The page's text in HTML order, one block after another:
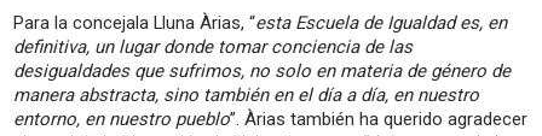
Para la concejala Lluna Àrias, “esta Escuela de Igualdad es, en
definitiva, un lugar donde tomar conciencia de las
desigualdades que sufrimos, no solo en materia de género de
manera abstracta, sino también en el día a día, en nuestro
entorno, en nuestro pueblo”. Àrias también ha querido agradecer